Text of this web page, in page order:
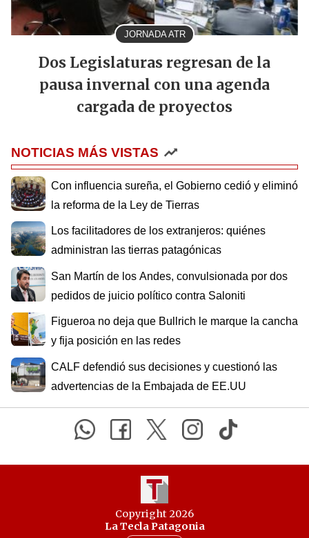
JORNADA ATR
Dos Legislaturas regresan de la
pausa invernal con una agenda
cargada de proyectos
NOTICIAS MÁS VISTAS
Con influencia sureña, el Gobierno cedió y eliminó
la reforma de la Ley de Tierras
Los facilitadores de los extranjeros: quiénes
administran las tierras patagónicas
San Martín de los Andes, convulsionada por dos
pedidos de juicio político contra Saloniti
Figueroa no deja que Bullrich le marque la cancha
y fija posición en las redes
CALF defendió sus decisiones y cuestionó las
advertencias de la Embajada de EE.UU
Copyright 2026
La Tecla Patagonia